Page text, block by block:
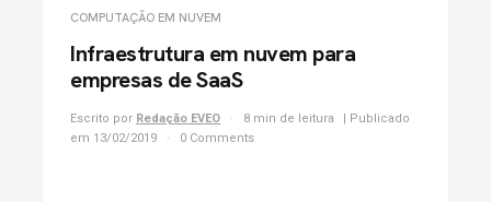
COMPUTAÇÃO EM NUVEM
Infraestrutura em nuvem para
empresas de SaaS
Escrito por Redação EVEO 8 min de leitura
| Publicado
em 13/02/2019
0 Comments